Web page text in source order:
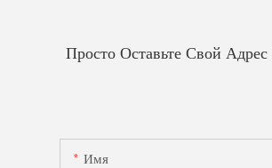
Просто Оставьте Свой
Имя